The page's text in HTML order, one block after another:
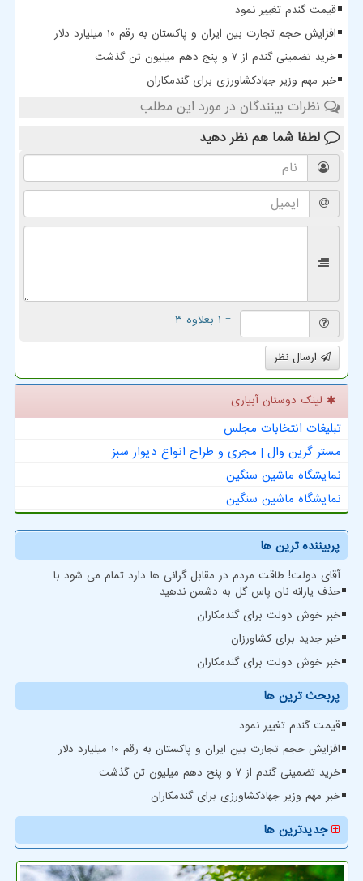
قیمت گندم تغییر نمود
افزایش حجم تجارت بین ایران و پاکستان به رقم 10 میلیارد دلار
خرید تضمینی گندم از ۷ و پنج دهم میلیون تن گذشت
خبر مهم وزیر جهادکشاورزی برای گندمکاران
نظرات بینندگان در مورد این مطلب
لطفا شما هم نظر دهید
= ۱ بعلاوه ۳
ارسال نظر
لینک دوستان آبیاری
تبلیغات انتخابات مجلس
مستر گرین وال | مجری و طراح انواع دیوار سبز
نمایشگاه ماشین سنگین
نمایشگاه ماشین سنگین
پربیننده ترین ها
آقای دولت! طاقت مردم در مقابل گرانی ها دارد تمام می شود با
حذف یارانه نان پاس گل به دشمن ندهید
خبر خوش دولت برای گندمکاران
خبر جدید برای کشاورزان
خبر خوش دولت برای گندمکاران
پربحث ترین ها
قیمت گندم تغییر نمود
افزایش حجم تجارت بین ایران و پاکستان به رقم 10 میلیارد دلار
خرید تضمینی گندم از ۷ و پنج دهم میلیون تن گذشت
خبر مهم وزیر جهادکشاورزی برای گندمکاران
جدیدترین ها